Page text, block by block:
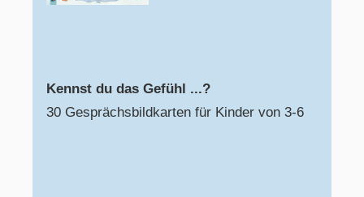
Kennst du das Gefühl ...?
30 Gesprächsbildkarten für Kinder von 3-6